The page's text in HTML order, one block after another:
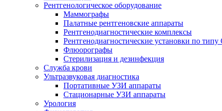
Рентгенологическое оборудование
Маммографы
Палатные рентгеновские аппараты
Рентгенодиагностические комплексы
Рентгенодиагностические установки по типу
Флюорографы
Стерилизация и дезинфекция
Служба крови
Ультразвуковая диагностика
Портативные УЗИ аппараты
Стационарные УЗИ аппараты
Урология